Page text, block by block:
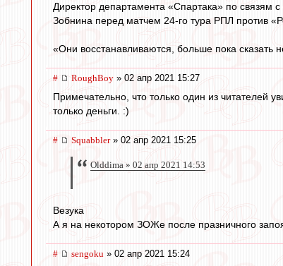
Директор департамента «Спартака» по связям
Зобнина перед матчем 24-го тура РПЛ против
«Они восстанавливаются, больше пока сказать
# RoughBoy » 02 апр 2021 15:27
Примечательно, что только один из читателей
только деньги. :)
# Squabbler» 02 апр 2021 15:25
Olddima » 02 апр 2021 14:53
Везука
А я на некотором ЗОЖе после празничного
# sengoku » 02 апр 2021 15:24